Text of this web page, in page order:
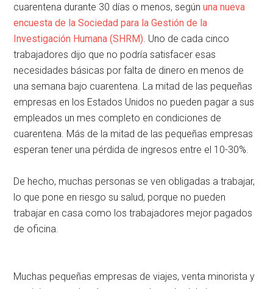
cuarentena durante 30 días o menos, segúnuna nueva
encuesta de la Sociedad para la Gestión de la
Investigación Humana (SHRM) . Uno de cada cinco
trabajadores dijo que no podría satisfacer esas
necesidades básicas por falta de dinero en menos de
una semana bajo cuarentena. La mitad de las pequeñas
empresas en los Estados Unidos no pueden pagar a sus
empleados un mes completo en condiciones de
cuarentena. Más de la mitad de las pequeñas empresas
esperan tener una pérdida de ingresos entre el 10-30%.
De hecho, muchas personas se ven obligadas a trabajar,
lo que pone en riesgo su salud, porque no pueden
trabajar en casa como los trabajadores mejor pagados
de oficina.
Muchas pequeñas empresas de viajes, venta minorista y